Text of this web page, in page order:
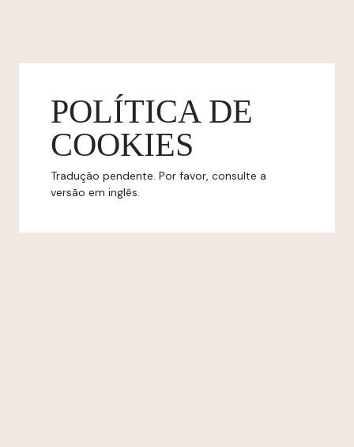
POLÍTICA DE
COOKIES
Tradução pendente. Por favor, consulte a
versão em inglês.